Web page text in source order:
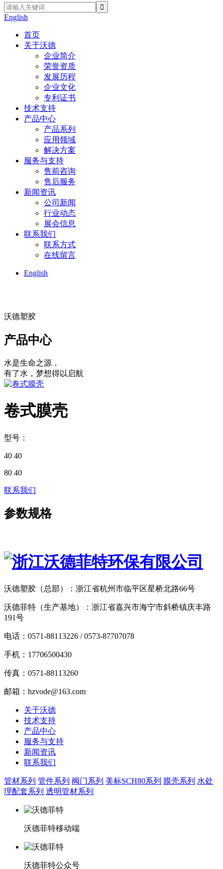
English
首页
关于沃德
企业简介
荣誉资质
发展历程
企业文化
专利证书
技术支持
产品中心
产品系列
应用领域
解决方案
服务与支持
售前咨询
售后服务
新闻资讯
公司新闻
行业动态
展会信息
联系我们
联系方式
在线留言
English
沃德塑胶
产品中心
水是生命之源，
有了水，梦想得以启航
卷式膜壳
型号：
40 40
80 40
联系我们
参数规格
沃德塑胶（总部）：浙江省杭州市临平区星桥北路66号
沃德菲特（生产基地）：浙江省嘉兴市海宁市斜桥镇庆丰路
191号
电话：0571-88113226 / 0573-87707078
手机：17706500430
传真：0571-88113260
邮箱：hzvode@163.com
关于沃德
技术支持
产品中心
服务与支持
新闻资讯
联系我们
管材系列 管件系列 阀门系列 美标SCH80系列 膜壳系列 水处
理配套系列 透明管材系列
沃德菲特移动端
沃德菲特公众号